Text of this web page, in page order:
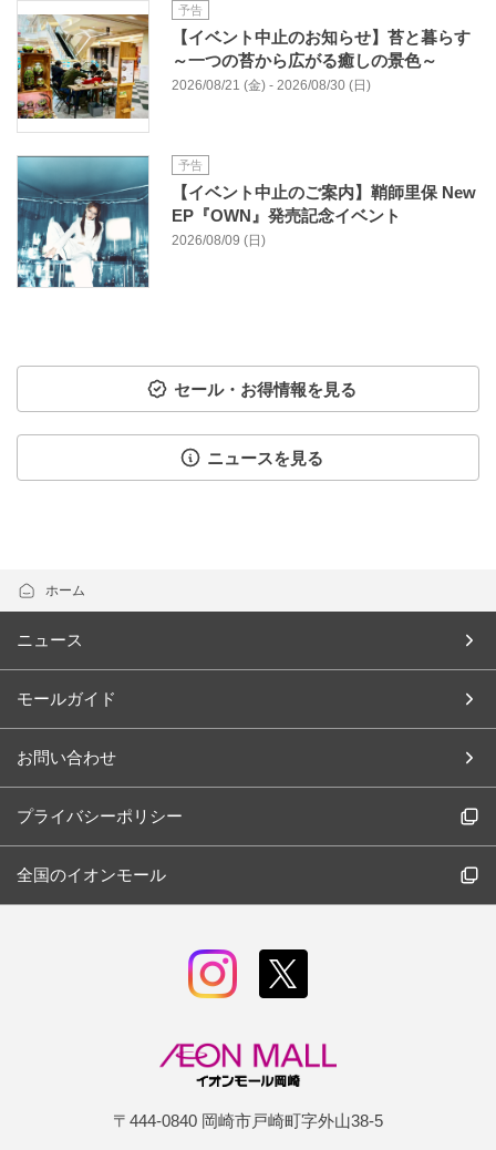
予告
【イベント中止のお知らせ】苔と暮らす
～一つの苔から広がる癒しの景色～
2026/08/21 (金) - 2026/08/30 (日)
予告
【イベント中止のご案内】鞘師里保 New
EP『OWN』発売記念イベント
2026/08/09 (日)
セール・お得情報を見る
ニュースを見る
ホーム
ニュース
モールガイド
お問い合わせ
プライバシーポリシー
全国のイオンモール
〒444-0840 岡崎市戸崎町字外山38-5